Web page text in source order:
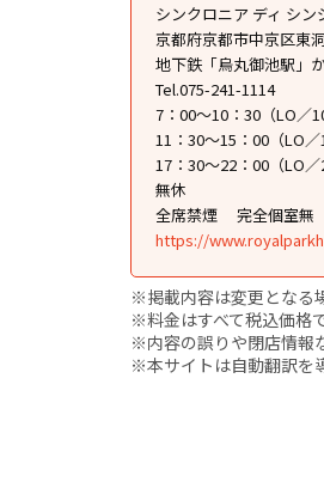
シンクロニア ディ シン
京都府京都市中京区東
地下鉄「烏丸御池駅」
Tel.075-241-1114
7：00～10：30（LO／
11：30～15：00（LO／
17：30～22：00（LO
無休
全席禁煙
完全個室無
https://
※掲載内容は変更となる
※料金はすべて税込価格で
※内容の誤りや閉店情報
※本サイトは自動翻訳を